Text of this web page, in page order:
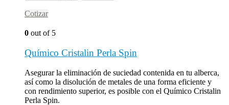
Cotizar
0 out of 5
Químico Cristalin Perla Spin
Asegurar la eliminación de suciedad contenida en tu alberca,
así como la disolución de metales de una forma eficiente y
con rendimiento superior, es posible con el Químico Cristalin
Perla Spin.